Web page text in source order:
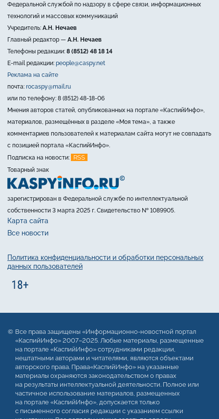
Федеральной службой по надзору в сфере связи, информационных
технологий и массовых коммуникаций
Учредитель: А.Н. Нечаев
Главный редактор — А.Н. Нечаев
Телефоны редакции: 8 (8512) 48 18 14
E-mail редакции: people@caspy.net
Реклама на сайте
почта: rocaspy@mail.ru
или по телефону: 8 (8512) 48-18-06
Мнения авторов статей, опубликованных на портале «КаспийИнфо»,
материалов, размещённых в разделе «Моя тема», а также
комментариев пользователей к материалам сайта могут не совпадать
с позицией портала «КаспийИнфо».
Подписка на новости:
RSS
Товарный знак
зарегистрирован в Федеральной службе по интеллектуальной
собственности 3 марта 2025 г. Свидетельство № 1089905.
Карта сайта
Все новости
Политика конфиденциальности и обработки персональных
данных пользователей
Все права защищены «Информационно-новостной портал
«КаспийИнфо» 2007–2025. Любые материалы, размещенные
на портале «КаспийИнфо» сотрудниками редакции,
нештатными авторами и читателями, являются объектами
авторского права. Права«КаспийИнфо» на указанные
материалы охраняются законодательством о правах
на результаты интеллектуальной деятельности. Полное или
частичное использование материалов, размещенных
на портале «КаспийИнфо», допускается только
с письменного согласия редакции с указанием ссылки